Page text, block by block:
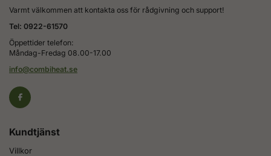
Varmt välkommen att kontakta oss för rådgivning och support!
Tel: 0922-61570
Öppettider telefon:
Måndag-Fredag 08.00-17.00
info@combiheat.se
Kundtjänst
Villkor